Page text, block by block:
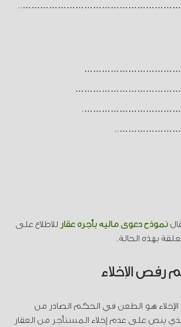
نموذج دعوى مالية بأجرة عقار للاطلاع على
بهذه الحالة.
رفض الإخلاء
هو الطعن في الحكم الصادر من
الذي ينص على عدم إخلاء المستأجر من العقار